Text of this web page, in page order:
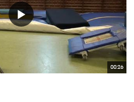
00:26